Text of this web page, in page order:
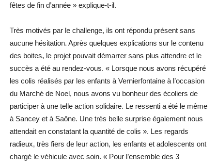
fêtes de fin d’année » explique-t-il.
Très motivés par le challenge, ils ont répondu présent sans
aucune hésitation. Après quelques explications sur le contenu
des boites, le projet pouvait démarrer sans plus attendre et le
succès a été au rendez-vous. « Lorsque nous avons récupéré
les colis réalisés par les enfants à Vernierfontaine à l’occasion
du Marché de Noel, nous avons vu bonheur des écoliers de
participer à une telle action solidaire. Le ressenti a été le même
à Sancey et à Saône. Une très belle surprise également nous
attendait en constatant la quantité de colis ». Les regards
radieux, très fiers de leur action, les enfants et adolescents ont
chargé le véhicule avec soin. « Pour l’ensemble des 3